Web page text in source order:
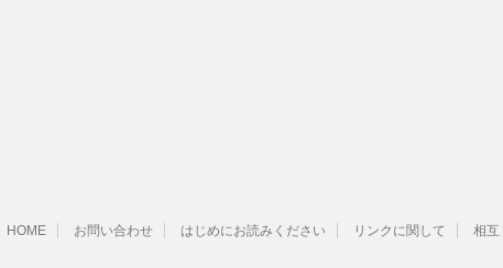
HOME お問い合わせ はじめにお読みください リンクに関して 相互